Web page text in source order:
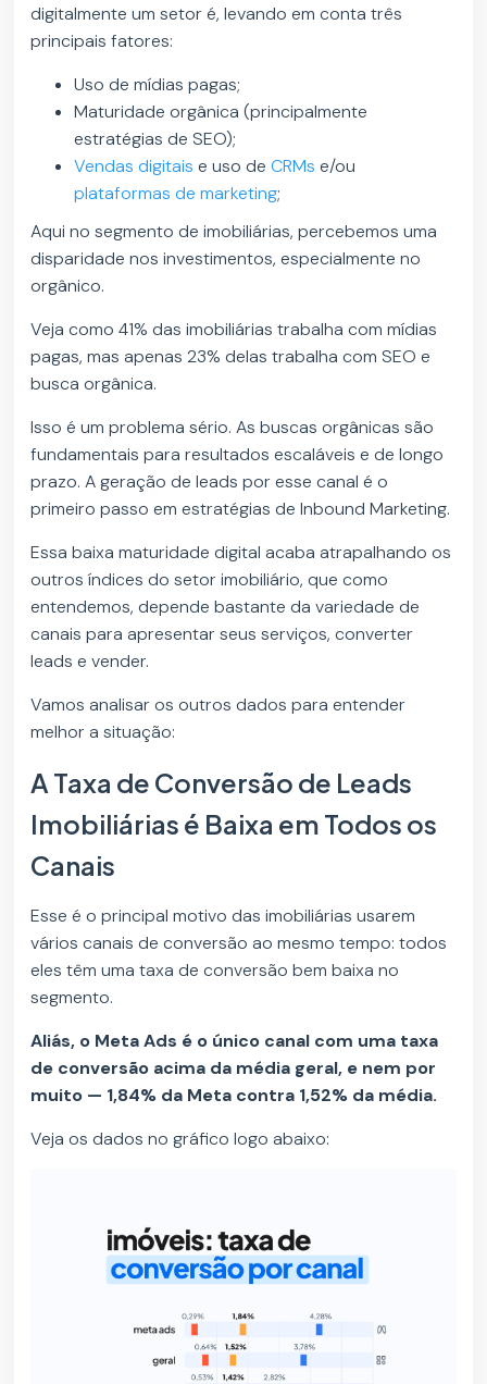
digitalmente um setor é, levando em conta três
principais fatores:
Uso de mídias pagas;
Maturidade orgânica (principalmente
estratégias de SEO);
Vendas digitais e uso deCRMs e/ou
plataformas de marketing;
Aqui no segmento de imobiliárias, percebemos uma
disparidade nos investimentos, especialmente no
orgânico.
Veja como 41% das imobiliárias trabalha com mídias
pagas, mas apenas 23% delas trabalha com SEO e
busca orgânica.
Isso é um problema sério. As buscas orgânicas são
fundamentais para resultados escaláveis e de longo
prazo. A geração de leads por esse canal é o
primeiro passo em estratégias de Inbound Marketing.
Essa baixa maturidade digital acaba atrapalhando os
outros índices do setor imobiliário, que como
entendemos, depende bastante da variedade de
canais para apresentar seus serviços, converter
leads e vender.
Vamos analisar os outros dados para entender
melhor a situação:
A Taxa de Conversão de Leads
Imobiliárias é Baixa em Todos os
Canais
Esse é o principal motivo das imobiliárias usarem
vários canais de conversão ao mesmo tempo: todos
eles têm uma taxa de conversão bem baixa no
segmento.
Aliás, o Meta Ads é o único canal com uma taxa
de conversão acima da média geral, e nem por
muito — 1,84% da Meta contra 1,52% da média.
Veja os dados no gráfico logo abaixo: